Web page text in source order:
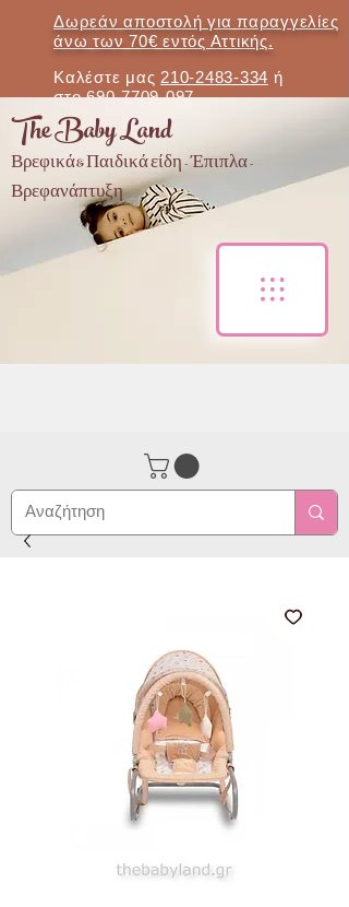
Δωρεάν αποστολή για παραγγελίες
άνω των 70€ εντός Αττικής.
Καλέστε μας 210-2483-334 ή
στο690-7709-097
The Baby Land
Βρεφικά & Παιδικά είδη - Έπιπλα -
Βρεφανάπτυξη